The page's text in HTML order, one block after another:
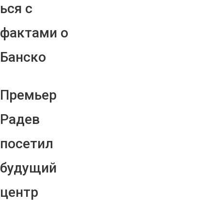
ься с
фактами о
Банско
Премьер
Радев
посетил
будущий
центр